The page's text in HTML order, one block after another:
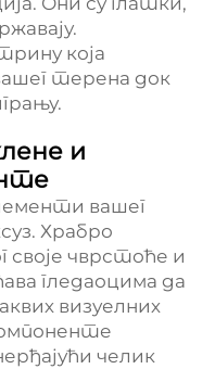
која
терена док
и
вашег
Храбро
своје чврстоће и
гледаоцима да
визуелних
челик